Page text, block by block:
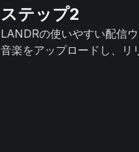
ステップ2
LANDRの使いやすい配信
音楽をアップロードし、リ